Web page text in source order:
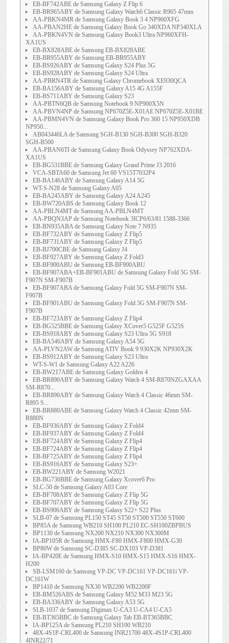
EB-BF742ABE de Samsung Galaxy Z Flip 6
EB-BR965ABY de Samsung Galaxy Watch6 Classic R965 47mm
AA-PBKN4MR de Samsung Galaxy Book 3 4 NP960XFG
AA-PBAN2HE de Samsung Galaxy Book Go 340XDA NP340XLA
AA-PBKN4VN de Samsung Galaxy Book3 Ultra NP960XFH-
XA1US
EB-BX828ABE de Samsung EB-BX828ABE
EB-BR955ABY de Samsung EB-BR955ABY
EB-BS926ABY de Samsung Galaxy S24 Plus 5G
EB-BS928ABY de Samsung Galaxy S24 Ultra
AA-PBRN4TR de Samsung Galaxy Chromebook XE930QCA
EB-BA156ABY de Samsung Galaxy A15 4G A155F
EB-BS711ABY de Samsung Galaxy S23
AA-PBTN6QB de Samsung Notebook 9 NP900X5N
AA-PBVN4NP de Samsung NP670Z5E-X01AE NP670Z5E-X01BE
AA-PBMN4VN de Samsung Galaxy Book Pro 360 15 NP950XDB
NP950...
AB043446LA de Samsung SGH-B130 SGH-B300 SGH-B320
SGH-B500
AA-PBAN6TI de Samsung Galaxy Book Odyssey NP762XDA-
XA1US
EB-BG531BBE de Samsung Galaxy Grand Prime J3 2016
VCA-SBTA60 de Samsung Jet 60 VS15T7032P4
EB-BA146ABY de Samsung Galaxy A14 5G
WT-S-N28 de Samsung Galaxy A05
EB-BA245ABY de Samsung Galaxy A24 A245
EB-BW720ABS de Samsung Galaxy Book 12
AA-PBLN4MT de Samsung AA-PBLN4MT
AA-PBQN3AP de Samsung Notebook 3ICP6/63/81 1588-3366
EB-BN935ABA de Samsung Galaxy Note 7 N935
EB-BF732ABY de Samsung Galaxy Z Flip5
EB-BF731ABY de Samsung Galaxy Z Flip5
EB-BJ700CBE de Samsung Galaxy J4
EB-BF927ABY de Samsung Galaxy Z Fold3
EB-BF900ABU de Samsung EB-BF900ABU
EB-BF907ABA+EB-BF901ABU de Samsung Galaxy Fold 5G SM-
F907N SM-F907B
EB-BF907ABA de Samsung Galaxy Fold 5G SM-F907N SM-
F907B
EB-BF901ABU de Samsung Galaxy Fold 5G SM-F907N SM-
F907B
EB-BF723ABY de Samsung Galaxy Z Flip4
EB-BG525BBE de Samsung Galaxy XCover5 G525F G525S
EB-BS918ABY de Samsung Galaxy S23 Ultra 5G S918
EB-BA546ABY de Samsung Galaxy A54 5G
AA-PLVN2AW de Samsung ATIV Book 9 930X2K NP930X2K
EB-BS912ABY de Samsung Galaxy S23 Ultra
WT-S-W1 de Samsung Galaxy A22 A226
EB-BW217ABE de Samsung Galaxy Golden 4
EB-BR890ABY de Samsung Galaxy Watch 4 SM-R870NZGAXAA
SM-R870...
EB-BR890ABY de Samsung Galaxy Watch 4 Classic 46mm SM-
R895 S...
EB-BR880ABE de Samsung Galaxy Watch 4 Classic 42mm SM-
R880N
EB-BF936ABY de Samsung Galaxy Z Fold4
EB-BF937ABY de Samsung Galaxy Z Fold4
EB-BF724ABY de Samsung Galaxy Z Flip4
EB-BF724ABY de Samsung Galaxy Z Flip4
EB-BF725ABY de Samsung Galaxy Z Flip4
EB-BS916ABY de Samsung Galaxy S23+
EB-BW221ABY de Samsung W2021
EB-BG736BBE de Samsung Galaxy Xcover6 Pro
SLC-50 de Samsung Galaxy A03 Core
EB-BF708ABY de Samsung Galaxy Z Flip 5G
EB-BF707ABY de Samsung Galaxy Z Flip 5G
EB-BS906ABY de Samsung Galaxy S22+ S22 Plus
SLB-07 de Samsung PL150 ST45 ST50 ST500 ST550 ST600
BP85A de Samsung WB210 SH100 PL210 EC-SH100ZBPBUS
BP1130 de Samsung NX200 NX210 NX300 NX300M
IA-BP105R de Samsung HMX-F80 HMX-F800 HMX-G30
BP80W de Samsung SC-D385 SC-DX103 VP-D381
IA-BP420E de Samsung HMX-S10 HMX-S15 HMX-S16 HMX-
H200
SB-LSM160 de Samsung VP-DC VP-DC161 VP-DC161i VP-
DC161W
BP1410 de Samsung NX30 WB2200 WB2200F
EB-BM526ABS de Samsung Galaxy M52 M33 M23 5G
EB-BA336ABY de Samsung Galaxy A53 5G
SLB-1037 de Samsung Digimax U-CA3 U-CA4 U-CA5
EB-BT365BBC de Samsung Galaxy Tab EB-BT365BBC
IA-BP125A de Samsung PL210 SH100 WB210
48X-4S1P-CRL400 de Samsung INR21700 48X-4S1P-CRL400
4INR22/71